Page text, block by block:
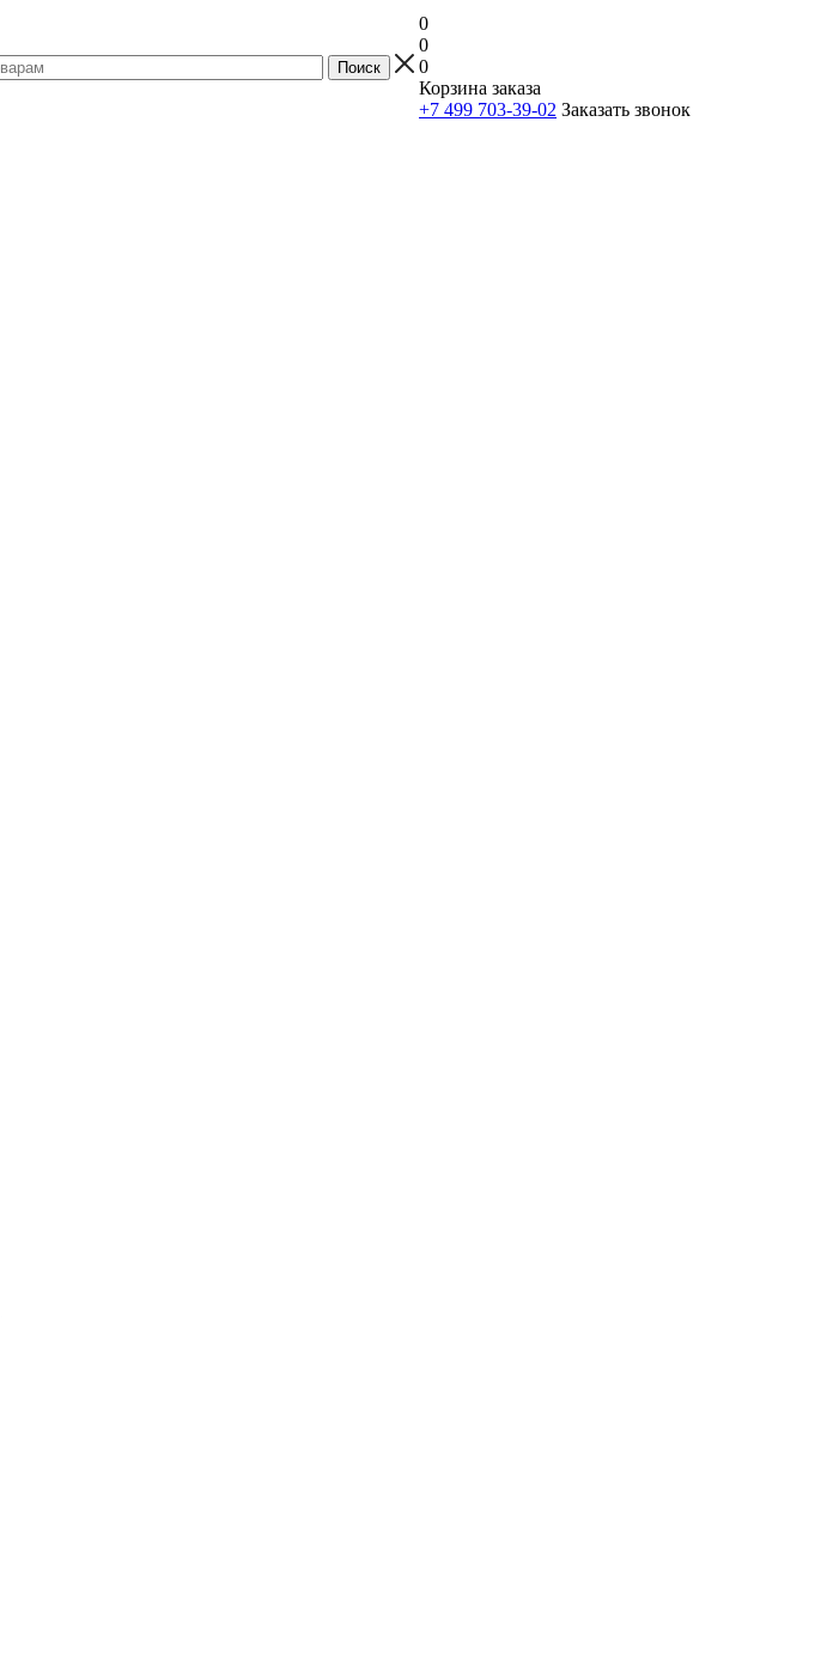
0
0
0
Корзина заказа
+7 499 703-39-02 Заказать звонок